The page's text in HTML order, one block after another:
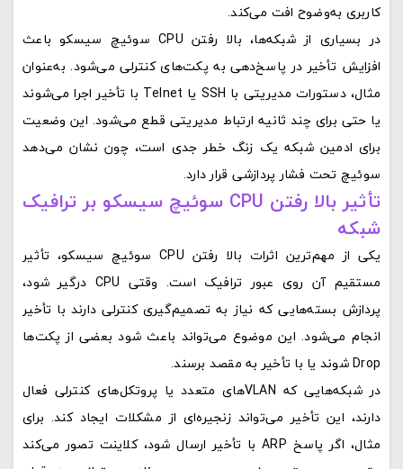
کاربری به‌وضوح افت می‌کند.
در بسیاری از شبکه‌ها، بالا رفتن CPU سوئیچ سیسکو باعث
افزایش تأخیر در پاسخ‌دهی به پکت‌های کنترلی می‌شود. به‌عنوان
مثال، دستورات مدیریتی با SSH یا Telnet با تأخیر اجرا می‌شوند
یا حتی برای چند ثانیه ارتباط مدیریتی قطع می‌شود. این وضعیت
برای ادمین شبکه یک زنگ خطر جدی است، چون نشان می‌دهد
سوئیچ تحت فشار پردازشی قرار دارد.
تأثیر بالا رفتن CPU سوئیچ سیسکو بر ترافیک
شبکه
یکی از مهم‌ترین اثرات بالا رفتن CPU سوئیچ سیسکو، تأثیر
مستقیم آن روی عبور ترافیک است. وقتی CPU درگیر شود،
پردازش بسته‌هایی که نیاز به تصمیم‌گیری کنترلی دارند با تأخیر
انجام می‌شود. این موضوع می‌تواند باعث شود بعضی از پکت‌ها
Drop شوند یا با تأخیر به مقصد برسند.
در شبکه‌هایی که VLANهای متعدد یا پروتکل‌های کنترلی فعال
دارند، این تأخیر می‌تواند زنجیره‌ای از مشکلات ایجاد کند. برای
مثال، اگر پاسخ ARP با تأخیر ارسال شود، کلاینت تصور می‌کند